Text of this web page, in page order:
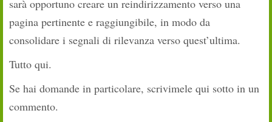
sarà opportuno creare un reindirizzamento verso una
pagina pertinente e raggiungibile, in modo da
consolidare i segnali di rilevanza verso quest’ultima.
Tutto qui.
Se hai domande in particolare, scrivimele qui sotto in un
commento.